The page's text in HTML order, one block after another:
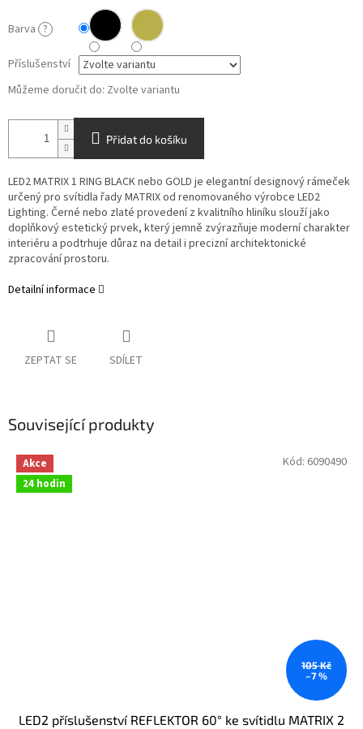
Barva ?
Příslušenství
Můžeme doručit do: Zvolte variantu
Přidat do košíku
LED2 MATRIX 1 RING BLACK nebo GOLD je elegantní designový rámeček
určený pro svítidla řady MATRIX od renomovaného výrobce LED2
Lighting. Černé nebo zlaté provedení z kvalitního hliníku slouží jako
doplňkový estetický prvek, který jemně zvýrazňuje moderní charakter
interiéru a podtrhuje důraz na detail i precizní architektonické
zpracování prostoru.
Detailní informace
ZEPTAT SE SDÍLET
Související produkty
Akce
24 hodin
105 Kč
–7 %
LED2 příslušenství REFLEKTOR 60° ke svítidlu MATRIX 2
Kód: 6090490